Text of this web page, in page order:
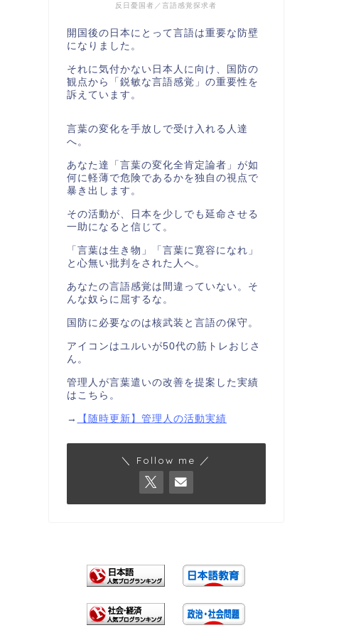
反日憂国者／言語感覚探求者
開国後の日本にとって言語は重要な防壁
になりました。
それに気付かない日本人に向け、国防の
観点から「鋭敏な言語感覚」の重要性を
訴えています。
言葉の変化を手放しで受け入れる人達
へ。
あなた達「言葉の変化全肯定論者」が如
何に軽薄で危険であるかを独自の視点で
暴き出します。
その活動が、日本を少しでも延命させる
一助になると信じて。
「言葉は生き物」「言葉に寛容になれ」
と心無い批判をされた人へ。
あなたの言語感覚は間違っていない。そ
んな奴らに屈するな。
国防に必要なのは核武装と言語の保守。
アイコンはユルいが50代の筋トレおじさ
ん。
管理人が言葉遣いの改善を提案した実績
はこちら。
→ 【随時更新】管理人の活動実績
＼ Follow me ／